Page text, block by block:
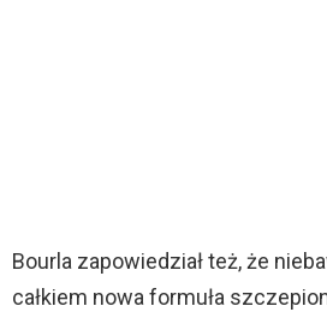
Bourla zapowiedział też, że
całkiem nowa formuła